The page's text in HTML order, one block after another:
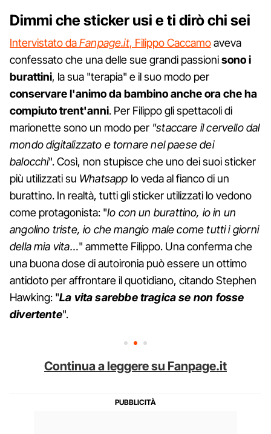
Dimmi che sticker usi e ti dirò chi sei
Intervistato daFanpage.it, Filippo Caccamoaveva
confessato che una delle sue grandi passionisono i
burattini, la sua "terapia" e il suo modo per
conservare l'animo da bambino anche ora che ha
compiuto trent'anni. Per Filippo gli spettacoli di
marionette sono un modo per "staccare il cervello dal
mondo digitalizzato e tornare nel paese dei
balocchi". Così, non stupisce che uno dei suoi sticker
più utilizzati su Whatsapp lo veda al fianco di un
burattino. In realtà, tutti gli sticker utilizzati lo vedono
come protagonista: "Io con un burattino, io in un
angolino triste, io che mangio male come tutti i giorni
della mia vita…" ammette Filippo. Una conferma che
una buona dose di autoironia può essere un ottimo
antidoto per affrontare il quotidiano, citando Stephen
Hawking: "La vita sarebbe tragica se non fosse
divertente".
Continua a leggere su Fanpage.it